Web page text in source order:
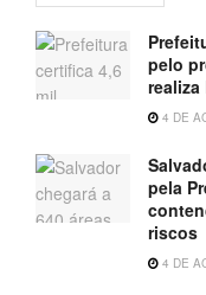
pelo
realiza
4 DE
pela
riscos
4 DE